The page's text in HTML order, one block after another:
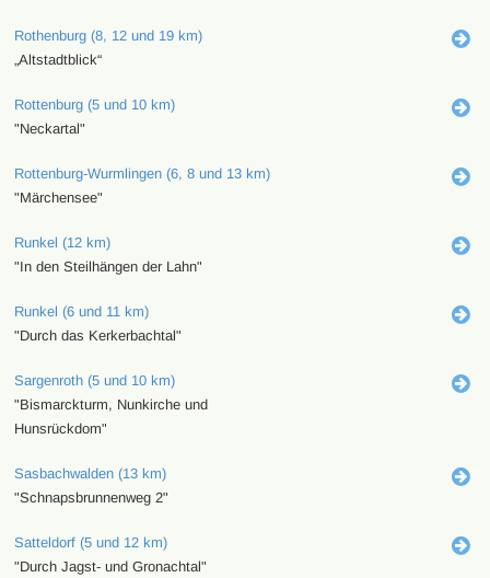
Rothenburg (8, 12 und 19 km)
„Altstadtblick“
Rottenburg (5 und 10 km)
"Neckartal"
Rottenburg-Wurmlingen (6, 8 und 13 km)
"Märchensee"
Runkel (12 km)
"In den Steilhängen der Lahn"
Runkel (6 und 11 km)
"Durch das Kerkerbachtal"
Sargenroth (5 und 10 km)
"Bismarckturm, Nunkirche und
Hunsrückdom"
Sasbachwalden (13 km)
"Schnapsbrunnenweg 2"
Satteldorf (5 und 12 km)
"Durch Jagst- und Gronachtal"